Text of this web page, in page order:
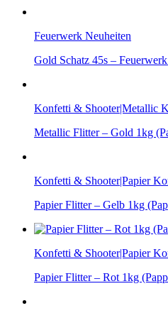
Feuerwerk Neuheiten
Gold Schatz 45s –
Konfetti & Shooter|Metallic
Metallic Flitter – Gold 1kg
Konfetti & Shooter|Papier
Papier Flitter – Gelb 1kg
Konfetti & Shooter|Papier
Papier Flitter – Rot 1kg